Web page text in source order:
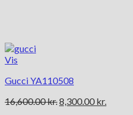
Vis
Gucci YA110508
16,600.00kr.Den
8,300.00 kr.